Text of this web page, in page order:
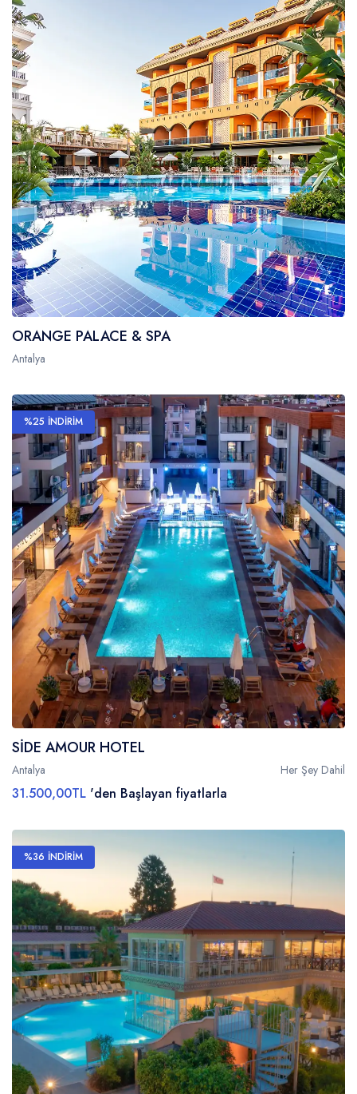
ORANGE PALACE & SPA
Antalya
%25 İNDİRİM
SİDE AMOUR HOTEL
Antalya Her Şey Dahil
31.500,00TL 'den Başlayan fiyatlarla
%36 İNDİRİM